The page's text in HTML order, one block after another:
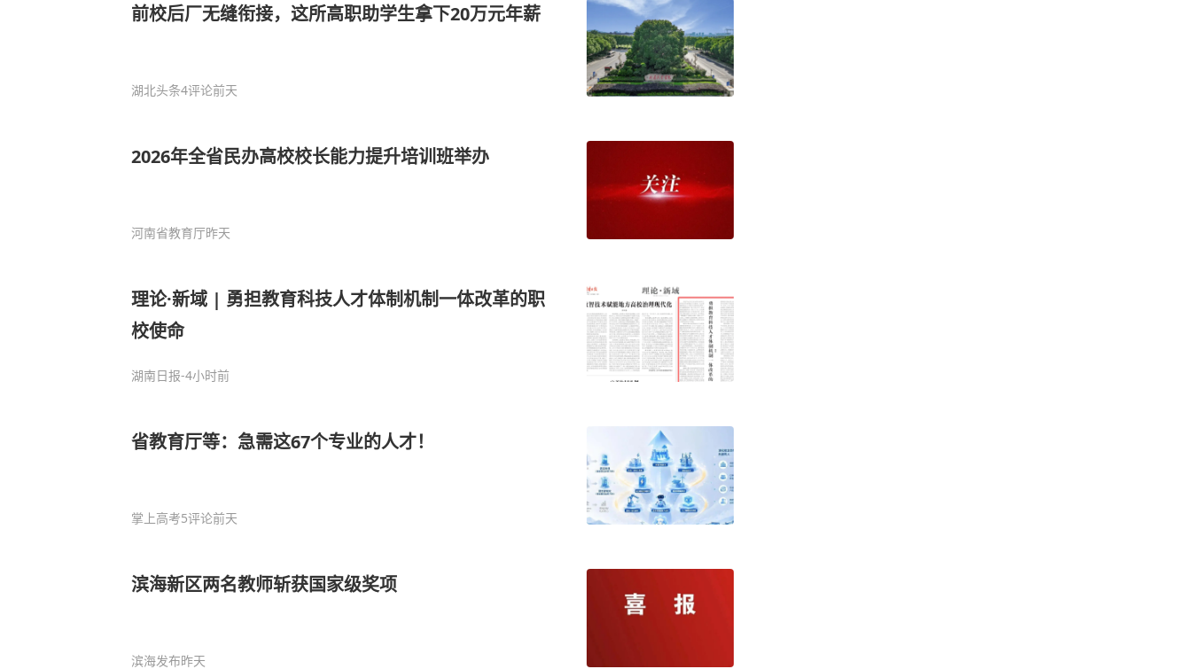
前校后厂无缝衔接，这所高职助学生拿下20万元年薪
湖北头条4评论前天
2026年全省民办高校校长能力提升培训班举办
河南省教育厅昨天
理论·新域 | 勇担教育科技人才体制机制一体改革的职
校使命
湖南日报-4小时前
省教育厅等：急需这67个专业的人才！
掌上高考5评论前天
滨海新区两名教师斩获国家级奖项
滨海发布昨天